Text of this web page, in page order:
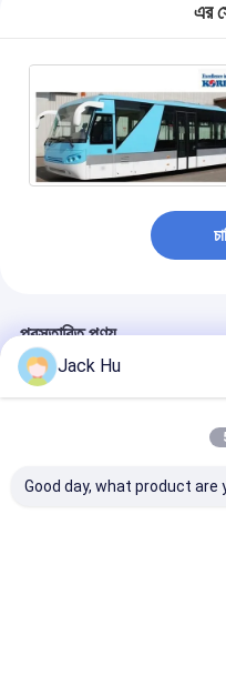
এর
প্রস্তাবিত পণ্য
Jack Hu
Good day, what product are